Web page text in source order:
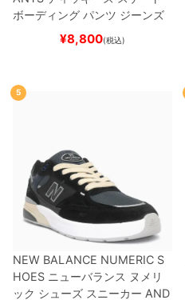
ボーディング パンツ ジーンズ
SLIM FIT 30 LENGTH
スケートボード スケボー
¥8,800(税込)
5
NEW BALANCE NUMERIC S
HOES ニューバランス ヌメリ
ック シューズ スニーカー AND